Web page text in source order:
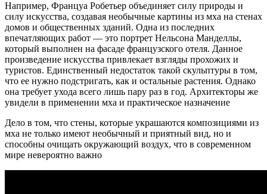
Например, Француа Робетьер объединяет силу природы и
силу искусства, создавая необычные картины из мха на стенах
домов и общественных зданий. Одна из последних
впечатляющих работ — это портрет Нельсона Манделлы,
который выполнен на фасаде французского отеля. Данное
произведение искусства привлекает взгляды прохожих и
туристов. Единственный недостаток такой скульптуры в том,
что ее нужно подстригать, как и остальные растения. Однако
она требует ухода всего лишь пару раз в год. Архитекторы же
увидели в применении мха и практическое назначение
Дело в том, что стены, которые украшаются композициями из
мха не только имеют необычный и приятный вид, но и
способны очищать окружающий воздух, что в современном
мире невероятно важно